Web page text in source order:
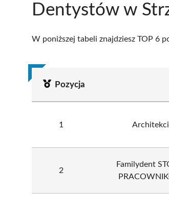
Dentystów w
W poniższej tabeli znajdziesz TOP 6
Pozycja
1
2
Familydent